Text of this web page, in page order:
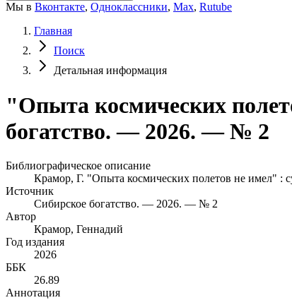
Мы в Вконтакте, Одноклассники, Max, Rutube
Главная
Поиск
Детальная информация
"Опыта космических
богатство. — 2026. — № 2
Библиографическое описание
Крамор, Г. "Опыта космических полетов не имел"
Источник
Сибирское богатство. — 2026. — № 2
Автор
Крамор, Геннадий
Год издания
2026
ББК
26.89
Аннотация